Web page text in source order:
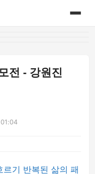
전 - 강원진
기 반복된 삶의 패